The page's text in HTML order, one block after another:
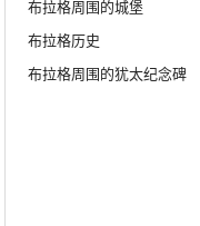
布拉格周围的城堡
布拉格历史
布拉格周围的犹太纪念碑